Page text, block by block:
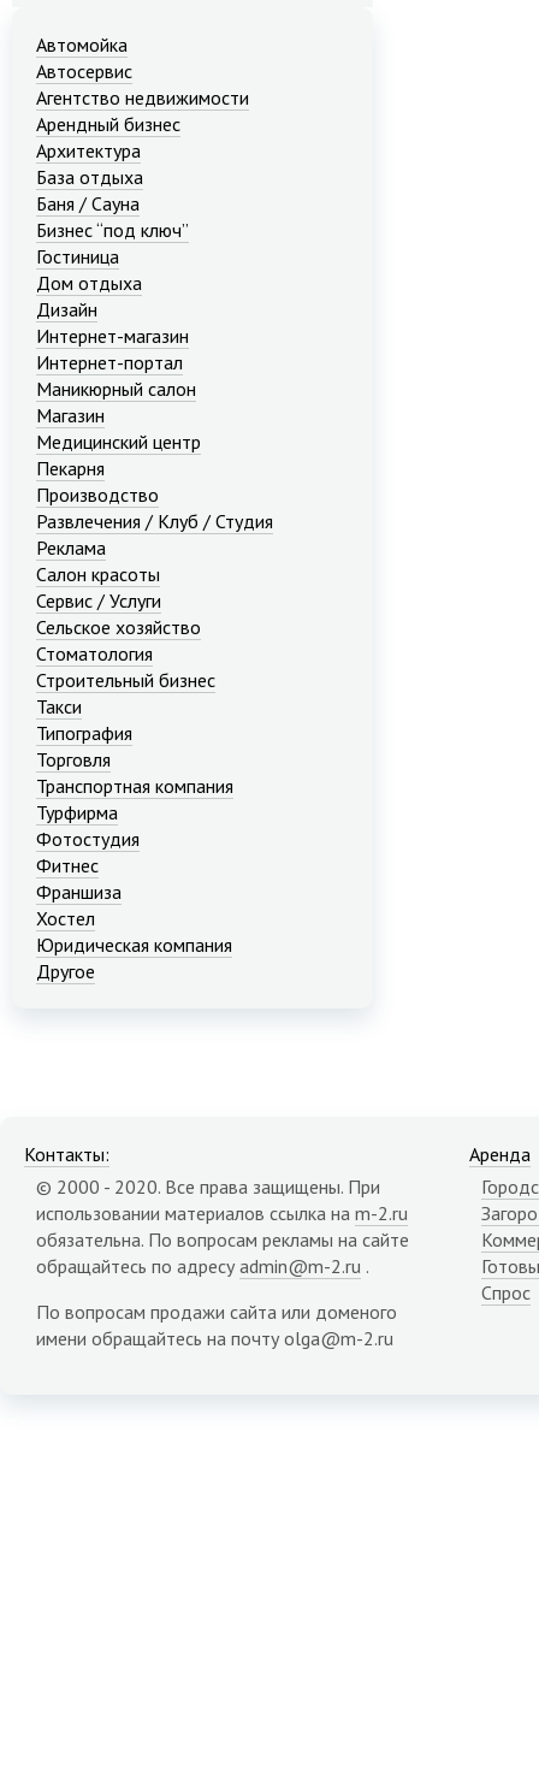
Автомойка
Автосервис
Агентство недвижимости
Арендный бизнес
Архитектура
База отдыха
Баня / Сауна
Бизнес “под ключ”
Гостиница
Дом отдыха
Дизайн
Интернет-магазин
Интернет-портал
Маникюрный салон
Магазин
Медицинский центр
Пекарня
Производство
Развлечения / Клуб / Студия
Реклама
Салон красоты
Сервис / Услуги
Сельское хозяйство
Стоматология
Строительный бизнес
Такси
Типография
Торговля
Транспортная компания
Турфирма
Фотостудия
Фитнес
Франшиза
Хостел
Юридическая компания
Другое
Контакты:
© 2000 - 2020. Все права защищены. При
использовании материалов ссылка на m-2.ru
обязательна. По вопросам рекламы на сайте
обращайтесь по адресу admin@m-2.ru .
По вопросам продажи сайта или доменого
имени обращайтесь на почту olga@m-2.ru
Аренда
Спрос